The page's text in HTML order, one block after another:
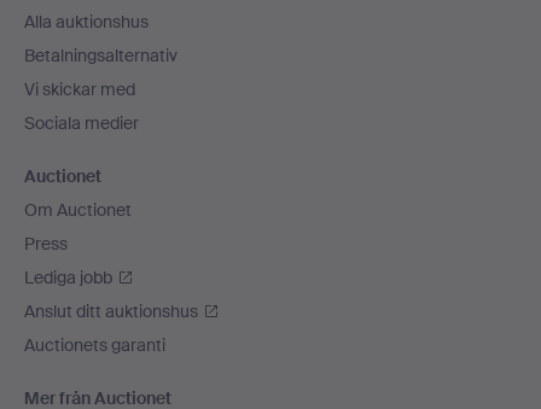
Alla auktionshus
Betalningsalternativ
Vi skickar med
Sociala medier
Auctionet
Om Auctionet
Press
Lediga jobb
Anslut ditt auktionshus
Auctionets garanti
Mer från Auctionet